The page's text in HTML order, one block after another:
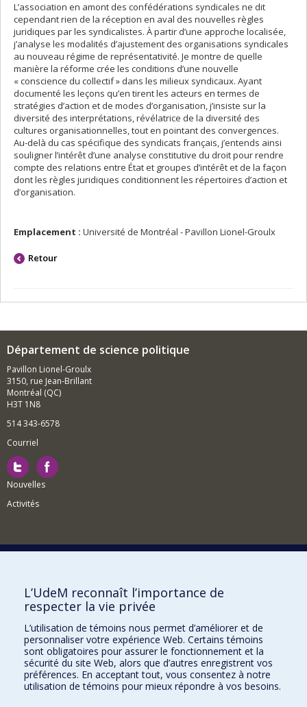
L’association en amont des confédérations syndicales ne dit
cependant rien de la réception en aval des nouvelles règles
juridiques par les syndicalistes. À partir d’une approche localisée,
j’analyse les modalités d’ajustement des organisations syndicales
au nouveau régime de représentativité. Je montre de quelle
manière la réforme crée les conditions d’une nouvelle
« conscience du collectif » dans les milieux syndicaux. Ayant
documenté les leçons qu’en tirent les acteurs en termes de
stratégies d’action et de modes d’organisation, j’insiste sur la
diversité des interprétations, révélatrice de la diversité des
cultures organisationnelles, tout en pointant des convergences.
Au-delà du cas spécifique des syndicats français, j’entends ainsi
souligner l’intérêt d’une analyse constitutive du droit pour rendre
compte des relations entre État et groupes d’intérêt et de la façon
dont les règles juridiques conditionnent les répertoires d’action et
d’organisation.
Emplacement : Université de Montréal - Pavillon Lionel-Groulx
Retour
Département de science politique
Pavillon Lionel-Groulx
3150, rue Jean-Brillant
Montréal (QC)
H3T 1N8
514 343-6578
Courriel
Nouvelles
Activités
Comment soutenir le Département?
BESOIN D'AIDE?
Plan du site
Signaler une erreur
Accessibilité
FACULTÉ DES ARTS ET DES SCIENCES
L’UdeM reconnaît l’importance de
respecter la vie privée
L’utilisation de témoins nous permet d’améliorer et de
personnaliser votre expérience Web. Certains témoins
sont obligatoires pour assurer le fonctionnement et la
sécurité du site Web, alors que d’autres enregistrent vos
préférences. En acceptant tout, vous consentez à notre
utilisation de témoins pour mieux répondre à vos besoins.